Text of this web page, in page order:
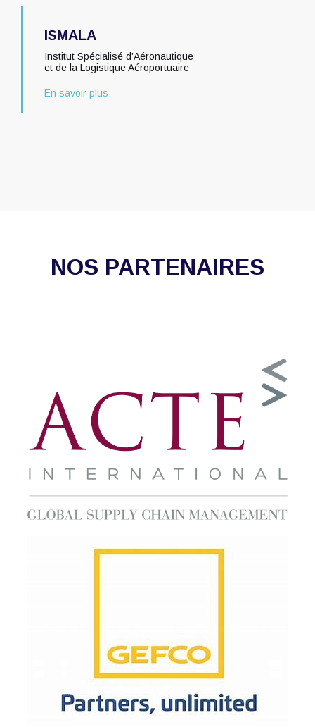
ISMALA
Institut Spécialisé d’Aéronautique
et de la Logistique Aéroportuaire
En savoir plus
NOS PARTENAIRES